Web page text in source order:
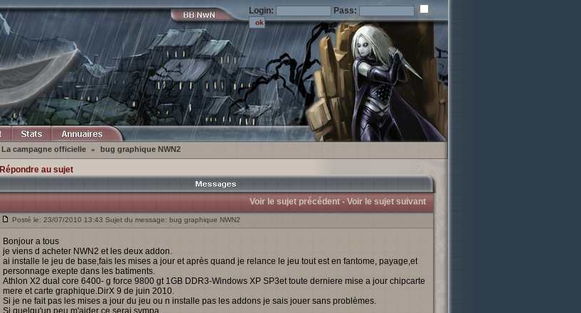
Login: Pass:
La campagne officielle » bug graphique NWN2
Répondre au sujet
Voir le sujet précédent - Voir le sujet suivant
Posté le: 23/07/2010 13:43 Sujet du message: bug graphique NWN2
Bonjour a tous
je viens d acheter NWN2 et les deux addon.
ai installe le jeu de base,fais les mises a jour et après quand je relance le jeu tout est en fantome, payage,et
personnage exepte dans les batiments.
Athlon X2 dual core 6400- g force 9800 gt 1GB DDR3-Windows XP SP3et toute derniere mise a jour chipcarte
mere et carte graphique.DirX 9 de juin 2010.
Si je ne fait pas les mises a jour du jeu ou n installe pas les addons je sais jouer sans problèmes.
Si quelqu'un peu m'aider ce serai sympa.